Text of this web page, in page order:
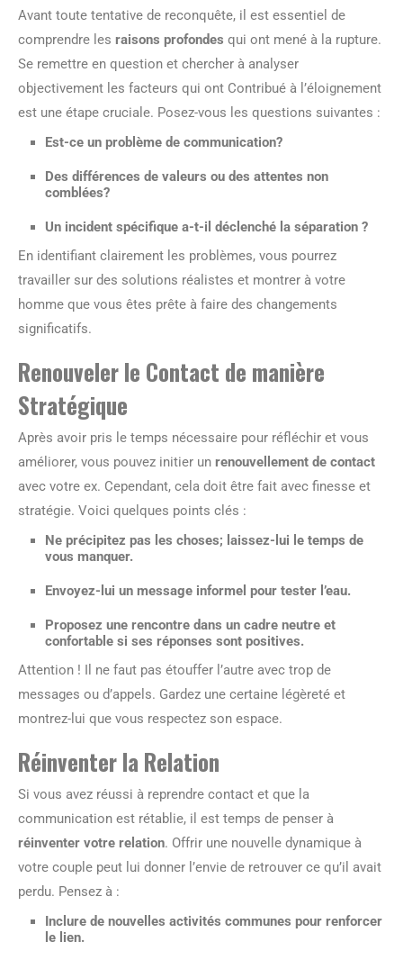
Avant toute tentative de reconquête, il est essentiel de
comprendre les raisons profondes qui ont mené à la rupture.
Se remettre en question et chercher à analyser
objectivement les facteurs qui ont Contribué à l’éloignement
est une étape cruciale. Posez-vous les questions suivantes :
Est-ce un problème de communication?
Des différences de valeurs ou des attentes non
comblées?
Un incident spécifique a-t-il déclenché la séparation ?
En identifiant clairement les problèmes, vous pourrez
travailler sur des solutions réalistes et montrer à votre
homme que vous êtes prête à faire des changements
significatifs.
Renouveler le Contact de manière
Stratégique
Après avoir pris le temps nécessaire pour réfléchir et vous
améliorer, vous pouvez initier un renouvellement de contact
avec votre ex. Cependant, cela doit être fait avec finesse et
stratégie. Voici quelques points clés :
Ne précipitez pas les choses; laissez-lui le temps de
vous manquer.
Envoyez-lui un message informel pour tester l’eau.
Proposez une rencontre dans un cadre neutre et
confortable si ses réponses sont positives.
Attention ! Il ne faut pas étouffer l’autre avec trop de
messages ou d’appels. Gardez une certaine légèreté et
montrez-lui que vous respectez son espace.
Réinventer la Relation
Si vous avez réussi à reprendre contact et que la
communication est rétablie, il est temps de penser à
réinventer votre relation. Offrir une nouvelle dynamique à
votre couple peut lui donner l’envie de retrouver ce qu’il avait
perdu. Pensez à :
Inclure de nouvelles activités communes pour renforcer
le lien.